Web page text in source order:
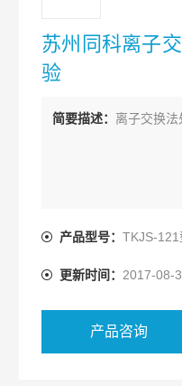
苏州同科离子
验
简要描述： 离子交换
产品型号：TKJS-121
更新时间： 2017-08-
产品咨询